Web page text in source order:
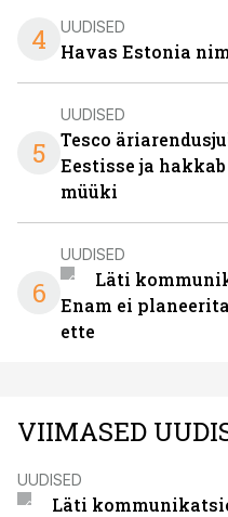
4 UUDISED
Havas Estonia
5
UUDISED
Tesco
Eestisse ja
müüki
6
UUDISED
Läti
Enam ei
ette
VIIMASED
UUDISED
Läti